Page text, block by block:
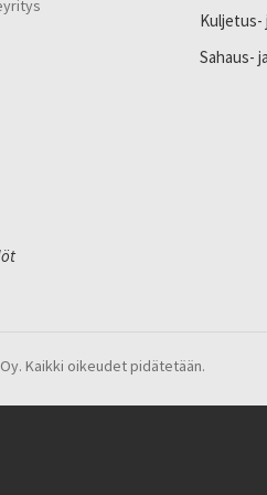
Kuljetus-
Sahaus-
Kaikki oikeudet pidätetään.